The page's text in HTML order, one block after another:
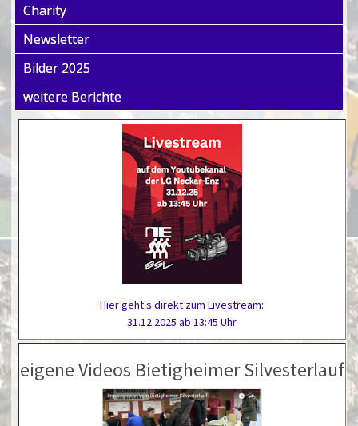
Charity
Newsletter
Bilder 2025
weitere Berichte
Hier geht's direkt zum Livestream:
31.12.2025 ab 13:45 Uhr
eigene Videos Bietigheimer Silvesterlauf